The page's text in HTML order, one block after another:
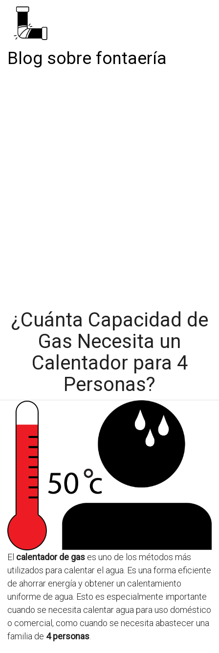
Blog sobre fontaería
¿Cuánta Capacidad de
Gas Necesita un
Calentador para 4
Personas?
El calentador de gas es uno de los métodos más
utilizados para calentar el agua. Es una forma eficiente
de ahorrar energía y obtener un calentamiento
uniforme de agua. Esto es especialmente importante
cuando se necesita calentar agua para uso doméstico
o comercial, como cuando se necesita abastecer una
familia de 4 personas